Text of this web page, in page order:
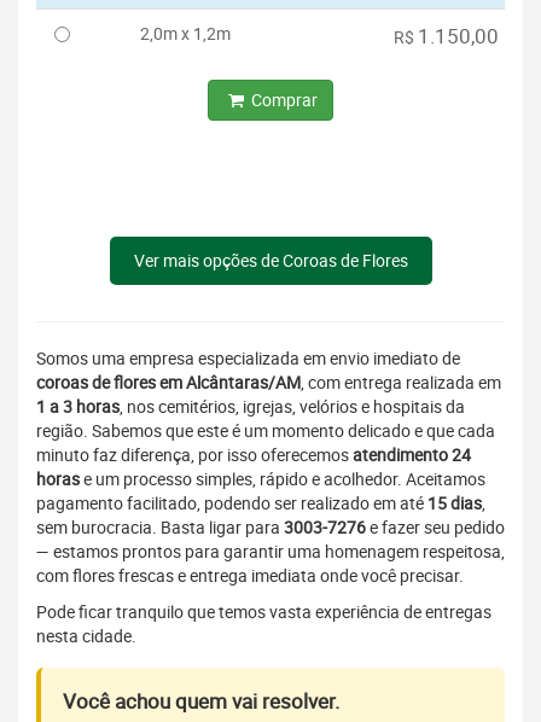
2,0m x 1,2m R$ 1.150,00
Comprar
Ver mais opções de Coroas de Flores
Somos uma empresa especializada em envio imediato de
coroas de flores em Alcântaras/AM, com entrega realizada em
1 a 3 horas, nos cemitérios, igrejas, velórios e hospitais da
região. Sabemos que este é um momento delicado e que cada
minuto faz diferença, por isso oferecemosatendimento 24
horase um processo simples, rápido e acolhedor. Aceitamos
pagamento facilitado, podendo ser realizado em até 15 dias,
sem burocracia. Basta ligar para 3003-7276e fazer seu pedido
— estamos prontos para garantir uma homenagem respeitosa,
com flores frescas e entrega imediata onde você precisar.
Pode ficar tranquilo que temos vasta experiência de entregas
nesta cidade.
Você achou quem vai resolver.